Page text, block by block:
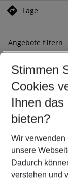
Lage
Angebote filtern
Ändern Sie Ihre
Abflughafen
09.08.26–
2
Stimmen
Cookies
Ihnen
bieten?
Wir verwenden
unsere
Dadurch
verstehen und